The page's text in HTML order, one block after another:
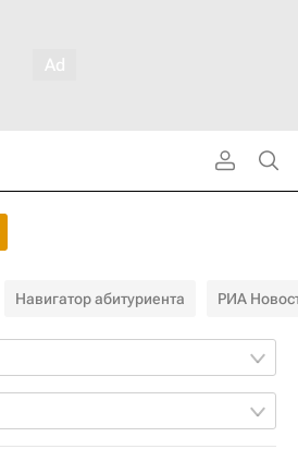
Навигатор абитуриента РИА